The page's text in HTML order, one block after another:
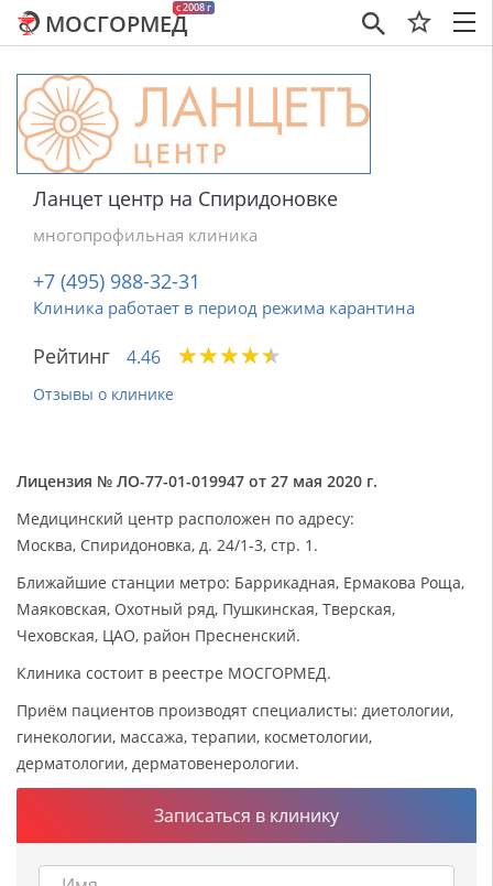
×
c 2008 г
МОСГОРМЕД
Ланцет центр на Спиридоновке
многопрофильная клиника
+7 (495) 988-32-31
Клиника работает в период режима карантина
Рейтинг 4.46 ★★★★★
★★★★★
Отзывы о клинике
Лицензия № ЛО-77-01-019947 от 27 мая 2020 г.
Медицинский центр расположен по адресу:
Москва, Спиридоновка, д. 24/1-3, стр. 1.
Ближайшие станции метро: Баррикадная, Ермакова Роща,
Маяковская, Охотный ряд, Пушкинская, Тверская,
Чеховская, ЦАО, район Пресненский.
Клиника состоит в реестре МОСГОРМЕД.
Приём пациентов производят специалисты: диетологии,
гинекологии, массажа, терапии, косметологии,
дерматологии, дерматовенерологии.
Записаться в клинику